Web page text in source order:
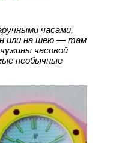
часами,
или на шею — там
часовой
необычные